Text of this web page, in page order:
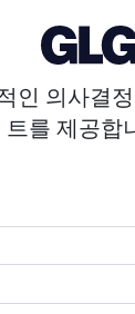
인 의사결
트를 제공합